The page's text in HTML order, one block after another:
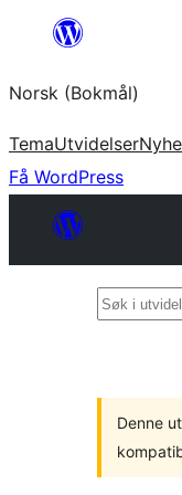
Hopp
innhold
Norsk (Bokmål)
TemaUtvidelser
Få WordPress
Søk
Denne